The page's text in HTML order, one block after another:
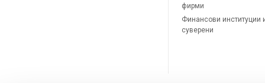
фирми
Финансови институции
суверени